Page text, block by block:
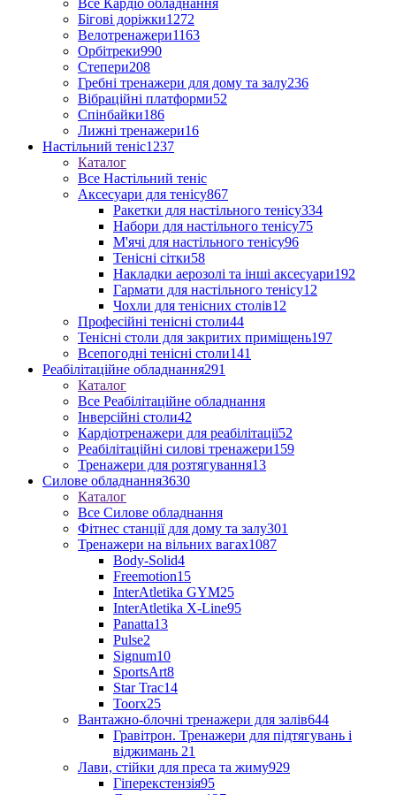
Все Кардіо обладнання
Бігові доріжки1272
Велотренажери1163
Орбітреки990
Степери208
Гребні тренажери для дому та залу236
Вібраційні платформи52
Спінбайки186
Лижні тренажери16
Настільний теніс1237
Каталог
Все Настільний теніс
Аксесуари для тенісу867
Ракетки для настільного тенісу334
Набори для настільного тенісу75
М'ячі для настільного тенісу96
Тенісні сітки58
Накладки аерозолі та інші аксесуари192
Гармати для настільного тенісу12
Чохли для тенісних столів12
Професійні тенісні столи44
Тенісні столи для закритих приміщень197
Всепогодні тенісні столи141
Реабілітаційне обладнання291
Каталог
Все Реабілітаційне обладнання
Інверсійні столи42
Кардіотренажери для реабілітації52
Реабілітаційні силові тренажери159
Тренажери для розтягування13
Силове обладнання3630
Каталог
Все Силове обладнання
Фітнес станції для дому та залу301
Тренажери на вільних вагах1087
Body-Solid4
Freemotion15
InterAtletika GYM25
InterAtletika X-Line95
Panatta13
Pulse2
Signum10
SportsArt8
Star Trac14
Toorx25
Вантажно-блочні тренажери для залів644
Гравітрон. Тренажери для підтягувань і
віджимань 21
Лави, стійки для преса та жиму929
Гіперекстензія95